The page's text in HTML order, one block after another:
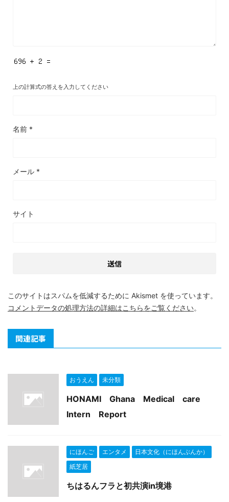
上の計算式の答えを入力してください
名前 *
メール *
サイト
このサイトはスパムを低減するために Akismet を使っています。
コメントデータの処理方法の詳細はこちらをご覧ください。
関連記事
おうえん 未分類
HONAMI Ghana Medical care
Intern Report
にほんご エンタメ
日本文化（にほんぶんか）
紙芝居
ちはるんフラと初共演in境港